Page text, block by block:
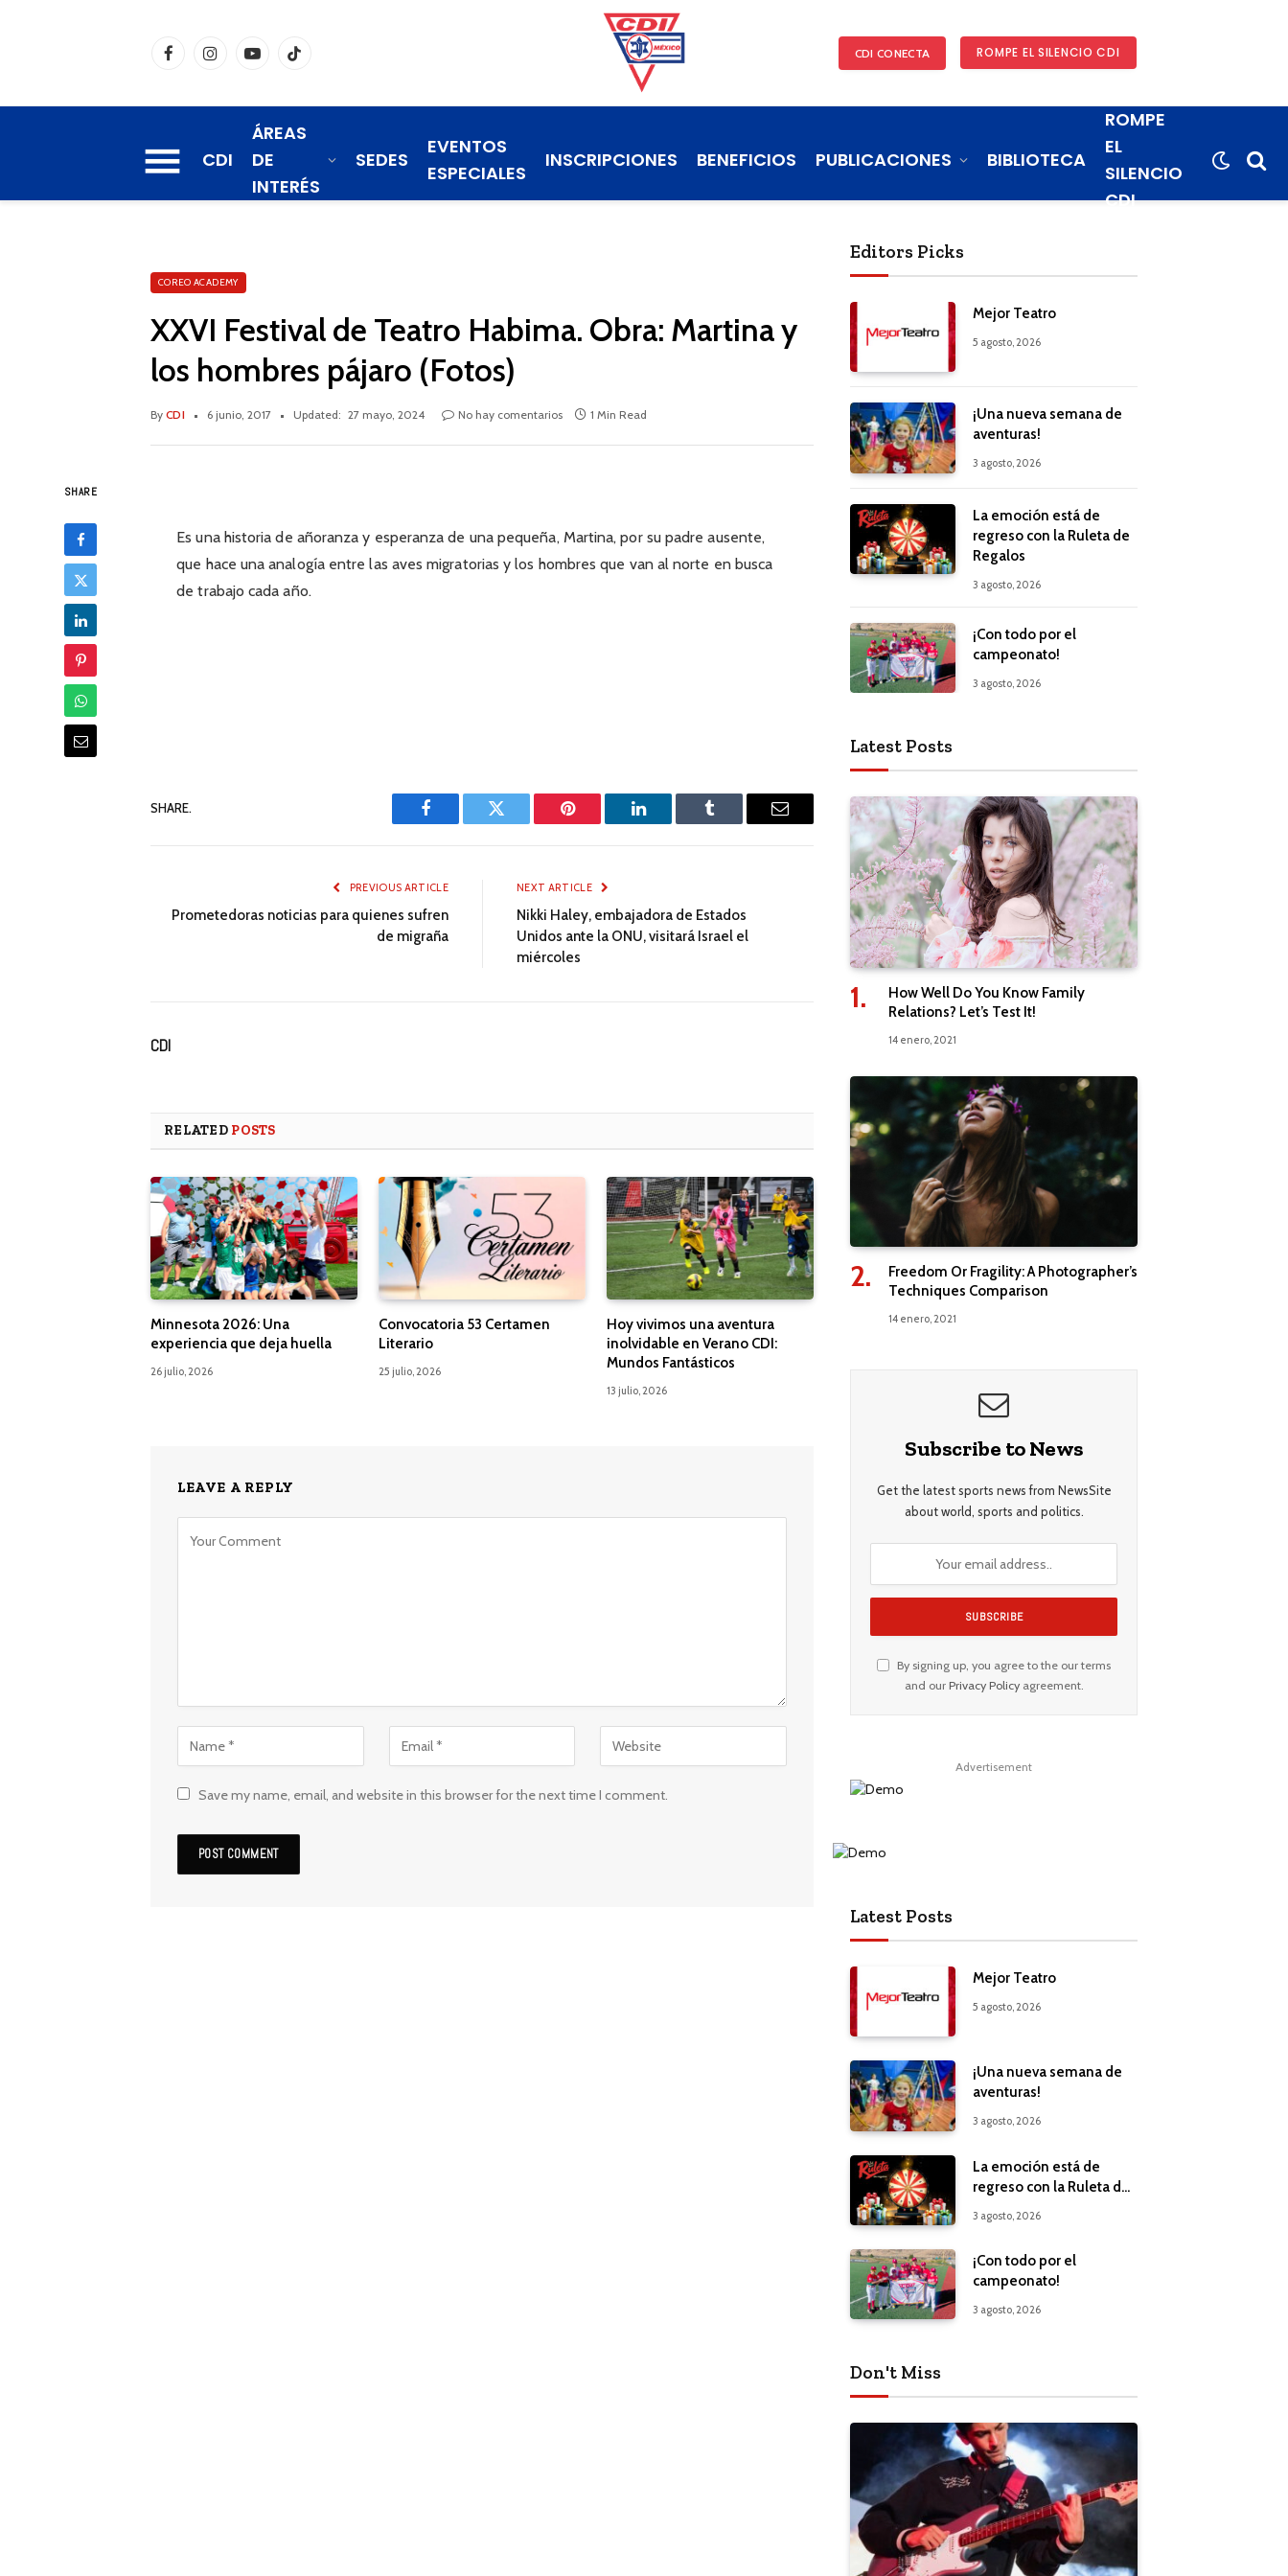
FacebookInstagramYouTubeTikTok CDI CONECTA ROMPE EL SILENCIO CDI
CDI
ÁREAS
DE
INTERÉS
SEDES
EVENTOS
ESPECIALES
INSCRIPCIONES BENEFICIOS PUBLICACIONES BIBLIOTECA
ROMPE
EL
SILENCIO
CDI
COREO ACADEMY
XXVI Festival de Teatro Habima. Obra: Martina y
los hombres pájaro (Fotos)
By CDI 6 junio, 2017 Updated: 27 mayo, 2024 No hay comentarios 1 Min Read
SHARE
Es una historia de añoranza y esperanza de una pequeña, Martina, por su padre ausente,
que hace una analogía entre las aves migratorias y los hombres que van al norte en busca
de trabajo cada año.
SHARE.
Facebook Twitter Pinterest LinkedIn Tumblr Email
PREVIOUS ARTICLE
Prometedoras noticias para quienes sufren
de migraña
NEXT ARTICLE
Nikki Haley, embajadora de Estados
Unidos ante la ONU, visitará Israel el
miércoles
CDI
RELATED POSTS
Minnesota 2026: Una
experiencia que deja huella
26 julio, 2026
Convocatoria 53 Certamen
Literario
25 julio, 2026
Hoy vivimos una aventura
inolvidable en Verano CDI:
Mundos Fantásticos
13 julio, 2026
LEAVE A REPLY
Save my name, email, and website in this browser for the next time I comment.
Editors Picks
Mejor Teatro
5 agosto, 2026
¡Una nueva semana de
aventuras!
3 agosto, 2026
La emoción está de
regreso con la Ruleta de
Regalos
3 agosto, 2026
¡Con todo por el
campeonato!
3 agosto, 2026
Latest Posts
How Well Do You Know Family
Relations? Let’s Test It!
14 enero, 2021
Freedom Or Fragility: A Photographer’s
Techniques Comparison
14 enero, 2021
Subscribe to News
Get the latest sports news from NewsSite
about world, sports and politics.
By signing up, you agree to the our terms
and our Privacy Policyagreement.
Advertisement
Latest Posts
Mejor Teatro
5 agosto, 2026
¡Una nueva semana de
aventuras!
3 agosto, 2026
La emoción está de
regreso con la Ruleta de
3 agosto, 2026
¡Con todo por el
campeonato!
3 agosto, 2026
Don't Miss